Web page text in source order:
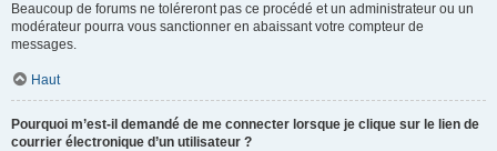
Beaucoup de forums ne toléreront pas ce procédé et un administrateur ou un
modérateur pourra vous sanctionner en abaissant votre compteur de
messages.
Haut
Pourquoi m’est-il demandé de me connecter lorsque je clique sur le lien de
courrier électronique d’un utilisateur ?